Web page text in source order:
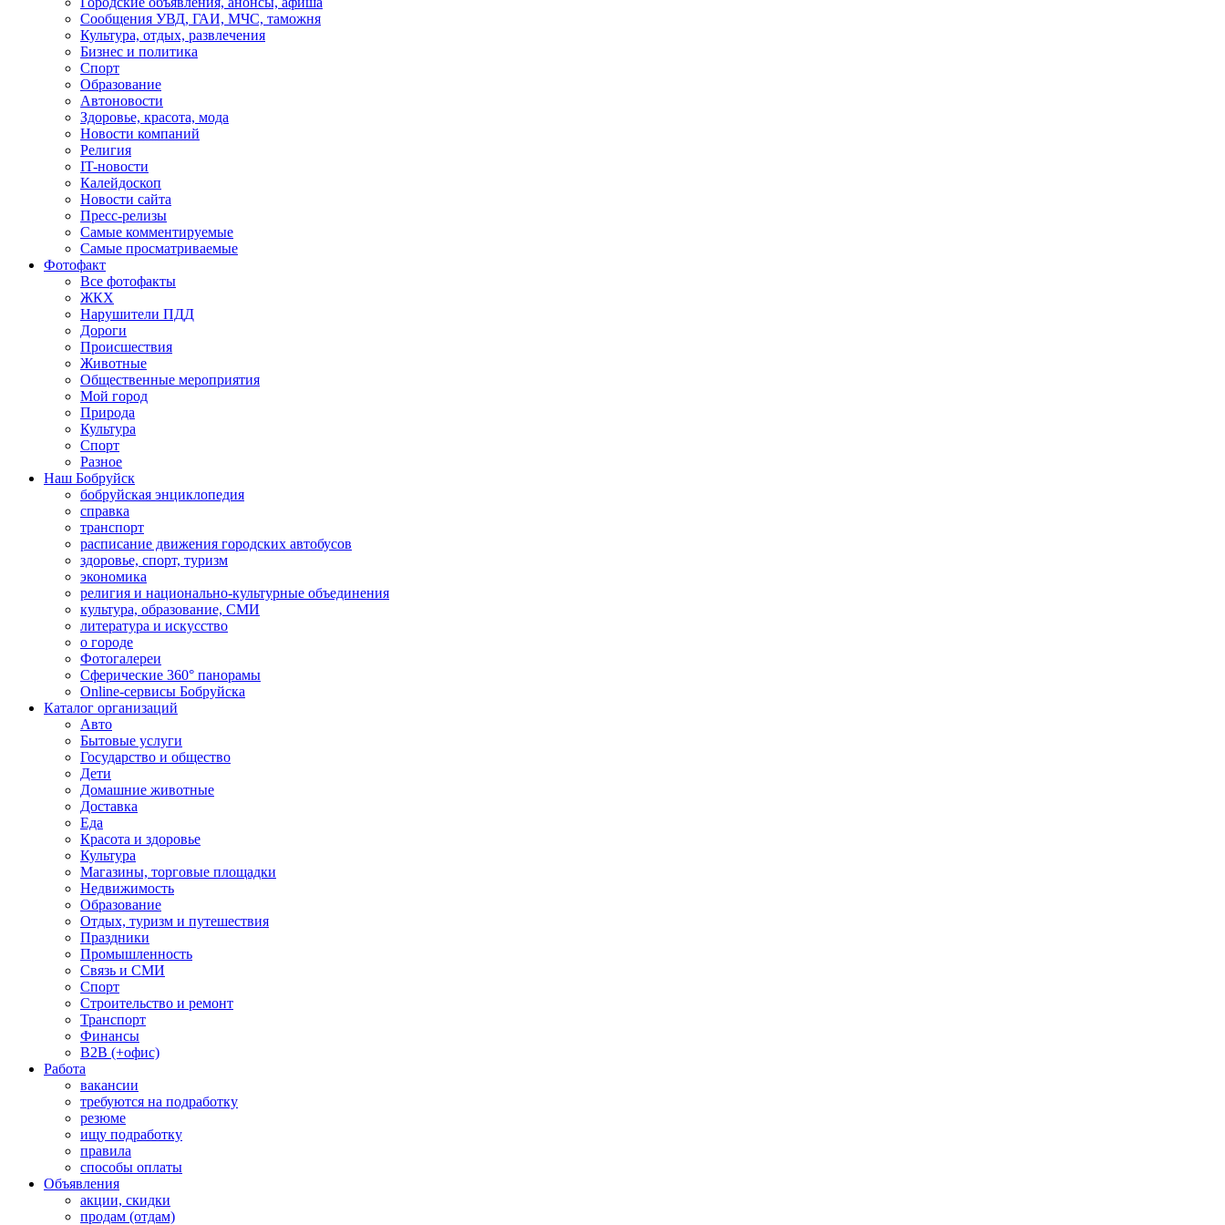
Сообщения УВД, ГАИ, МЧС, таможня
Культура, отдых, развлечения
Бизнес и политика
Спорт
Образование
Автоновости
Здоровье, красота, мода
Новости компаний
Религия
IT-новости
Калейдоскоп
Новости сайта
Пресс-релизы
Самые комментируемые
Самые просматриваемые
Фотофакт
Все фотофакты
ЖКХ
Нарушители ПДД
Дороги
Происшествия
Животные
Общественные мероприятия
Мой город
Природа
Культура
Спорт
Разное
Наш Бобруйск
бобруйская энциклопедия
справка
транспорт
расписание движения городских автобусов
здоровье, спорт, туризм
экономика
религия и национально-культурные объединения
культура, образование, СМИ
литература и искусство
о городе
Фотогалереи
Сферические 360° панорамы
Online-сервисы Бобруйска
Каталог организаций
Авто
Бытовые услуги
Государство и общество
Дети
Домашние животные
Доставка
Еда
Красота и здоровье
Культура
Магазины, торговые площадки
Недвижимость
Образование
Отдых, туризм и путешествия
Праздники
Промышленность
Связь и СМИ
Спорт
Строительство и ремонт
Транспорт
Финансы
B2B (+офис)
Работа
вакансии
требуются на подработку
резюме
ищу подработку
правила
способы оплаты
Объявления
акции, скидки
продам (отдам)